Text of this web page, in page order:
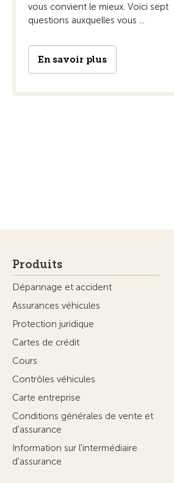
vous convient le mieux. Voici sept
questions auxquelles vous ...
En savoir plus
Produits
Dépannage et accident
Assurances véhicules
Protection juridique
Cartes de crédit
Cours
Contrôles véhicules
Carte entreprise
Conditions générales de vente et
d'assurance
Information sur l'intermédiaire
d'assurance